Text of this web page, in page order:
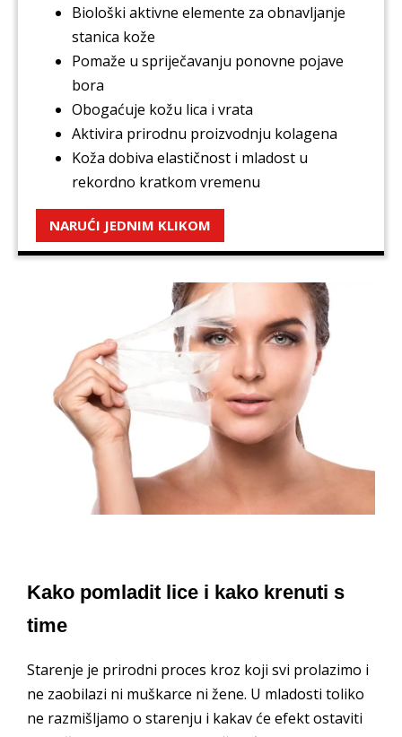
Biološki aktivne elemente za obnavljanje
stanica kože
Pomaže u spriječavanju ponovne pojave
bora
Obogaćuje kožu lica i vrata
Aktivira prirodnu proizvodnju kolagena
Koža dobiva elastičnost i mladost u
rekordno kratkom vremenu
NARUĆI JEDNIM KLIKOM
Kako pomladit lice i kako krenuti s
time
Starenje je prirodni proces kroz koji svi prolazimo i
ne zaobilazi ni muškarce ni žene. U mladosti toliko
ne razmišljamo o starenju i kakav će efekt ostaviti